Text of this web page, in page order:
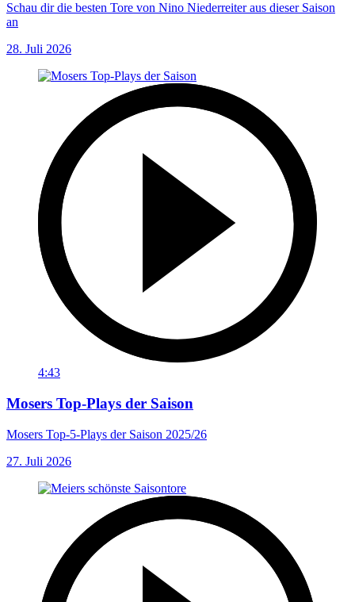
Schau dir die besten Tore von Nino Niederreiter aus dieser Saison
an
28. Juli 2026
4:43
Mosers Top-Plays der Saison
Mosers Top-5-Plays der Saison 2025/26
27. Juli 2026